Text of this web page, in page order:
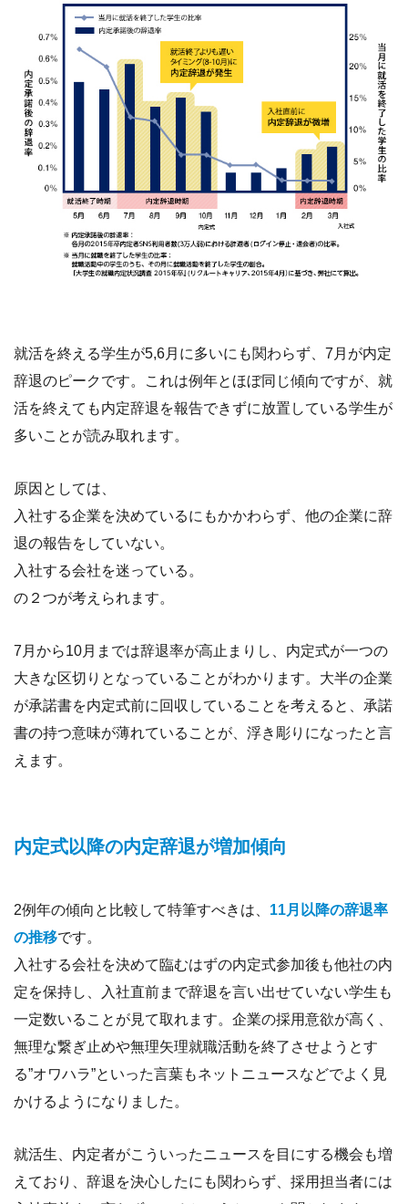
就活を終える学生が5,6月に多いにも関わらず、7月が内定
辞退のピークです。これは例年とほぼ同じ傾向ですが、就
活を終えても内定辞退を報告できずに放置している学生が
多いことが読み取れます。
原因としては、
入社する企業を決めているにもかかわらず、他の企業に辞
退の報告をしていない。
入社する会社を迷っている。
の２つが考えられます。
7月から10月までは辞退率が高止まりし、内定式が一つの
大きな区切りとなっていることがわかります。大半の企業
が承諾書を内定式前に回収していることを考えると、承諾
書の持つ意味が薄れていることが、浮き彫りになったと言
えます。
内定式以降の内定辞退が増加傾向
2例年の傾向と比較して特筆すべきは、 11月以降の辞退率
の推移です。
入社する会社を決めて臨むはずの内定式参加後も他社の内
定を保持し、入社直前まで辞退を言い出せていない学生も
一定数いることが見て取れます。企業の採用意欲が高く、
無理な繋ぎ止めや無理矢理就職活動を終了させようとす
る”オワハラ”といった言葉もネットニュースなどでよく見
かけるようになりました。
就活生、内定者がこういったニュースを目にする機会も増
えており、辞退を決心したにも関わらず、採用担当者には